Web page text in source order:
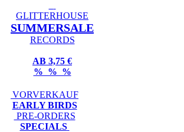
GLITTERHOUSE
SUMMERSALE
RECORDS
AB 3,75 €
% % %
VORVERKAUF
EARLY BIRDS
PRE-ORDERS
SPECIALS